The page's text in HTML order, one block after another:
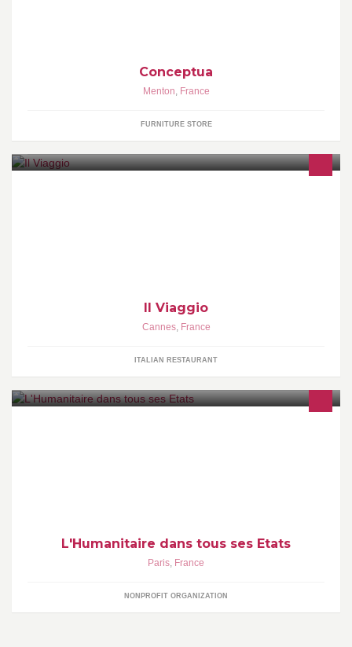
Conceptua
Menton, France
FURNITURE STORE
Il Viaggio
Cannes, France
ITALIAN RESTAURANT
L'Humanitaire dans tous ses Etats
Paris, France
NONPROFIT ORGANIZATION